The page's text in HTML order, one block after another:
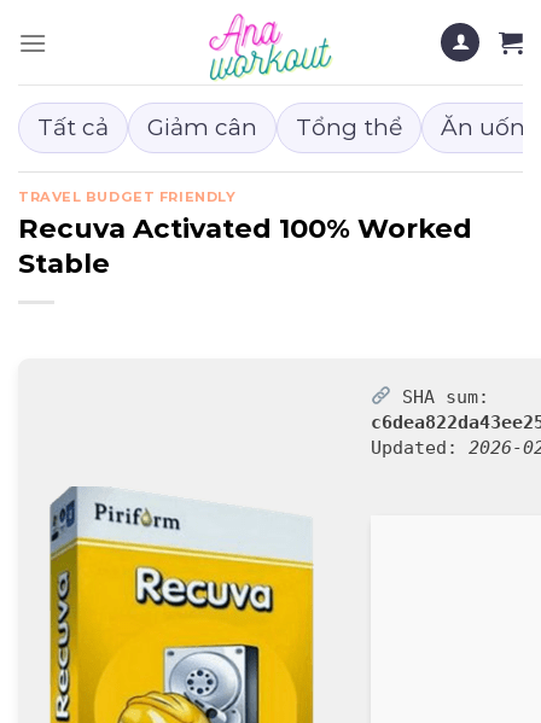
đến
dung
Tất cả Giảm cân Tổng thể Ăn
TRAVEL BUDGET FRIENDLY
Recuva Activated 100% Worked
Stable
SHA sum:
Updated: 2026-